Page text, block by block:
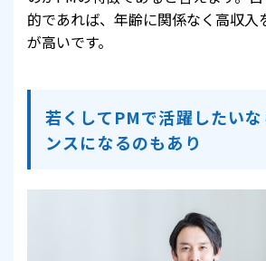
的であれば、年齢に関係なく高収入
が高いです。
若くしてPMで活躍したい
ンスになるのもあり